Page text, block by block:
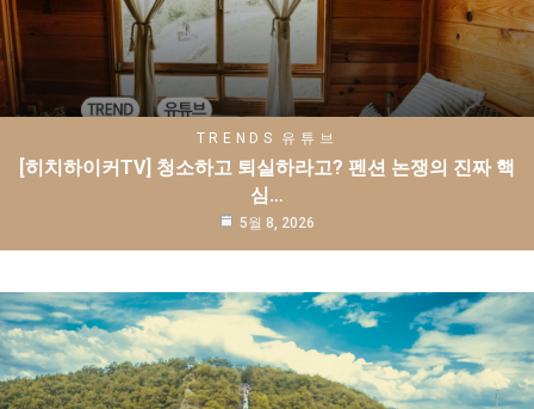
TRENDS 유튜브
[히치하이커TV] 청소하고 퇴실하라고? 펜션 논쟁의 진짜 핵
심…
5월 8, 2026